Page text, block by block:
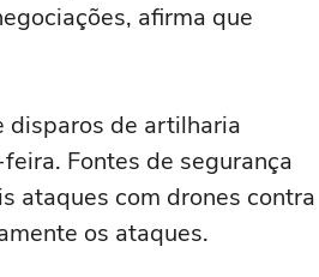
afirma que
disparos de artilharia
Fontes de segurança
ataques com drones contra
os ataques.